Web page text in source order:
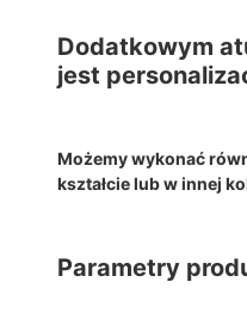
K
O
R
J
A
I
Dodatkowym
jest
Możemy wykonać
kształcie lub w innej
Parametry